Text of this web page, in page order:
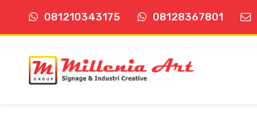
081210343175 08128367801